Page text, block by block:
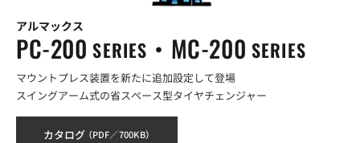
アルマックス
PC-200 SERIES ・MC-200 SERIES
マウントプレス装置を新たに追加設定して登場
スイングアーム式の省スペース型タイヤチェンジャー
カタログ（PDF／700KB）